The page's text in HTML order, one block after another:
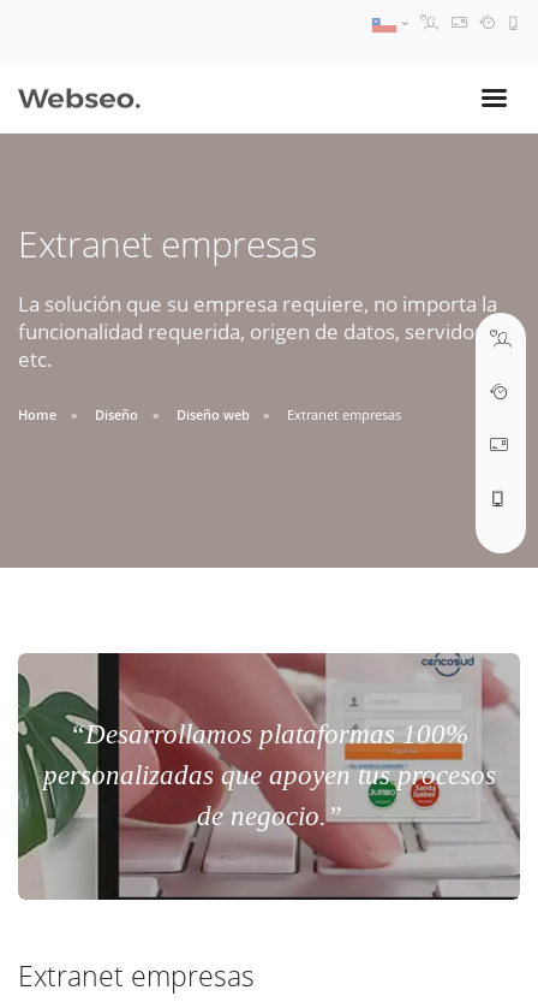
Extranet empresas
La solución que su empresa requiere, no importa la
funcionalidad requerida, origen de datos, servidores,
etc.
Home Diseño Diseño web Extranet empresas
“Desarrollamos plataformas 100%
personalizadas que apoyen tus procesos
de negocio.”
Extranet empresas
09:30 AM A 18:30 PM
soporte@webseo.cl
ABRIR TICKET